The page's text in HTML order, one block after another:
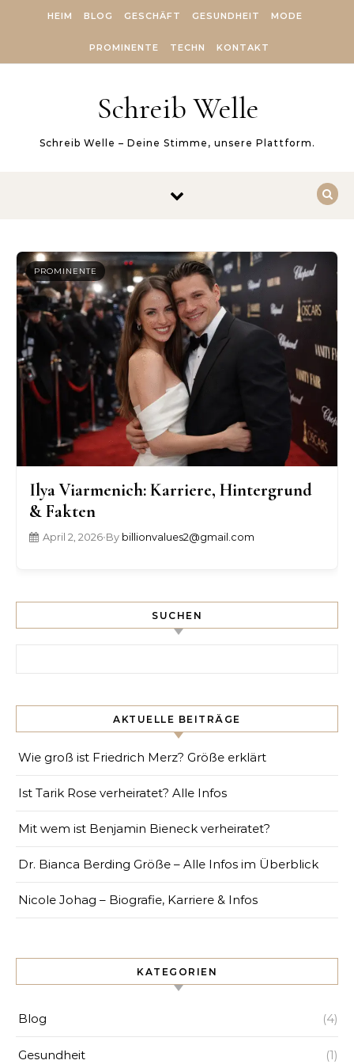
HEIM BLOG GESCHÄFT GESUNDHEIT MODE
PROMINENTE TECHN KONTAKT
Schreib Welle
Schreib Welle – Deine Stimme, unsere Plattform.
PROMINENTE
Ilya Viarmenich: Karriere, Hintergrund
& Fakten
April 2, 2026•By billionvalues2@gmail.com
SUCHEN
AKTUELLE BEITRÄGE
Wie groß ist Friedrich Merz? Größe erklärt
Ist Tarik Rose verheiratet? Alle Infos
Mit wem ist Benjamin Bieneck verheiratet?
Dr. Bianca Berding Größe – Alle Infos im Überblick
Nicole Johag – Biografie, Karriere & Infos
KATEGORIEN
Blog (4)
Gesundheit (1)